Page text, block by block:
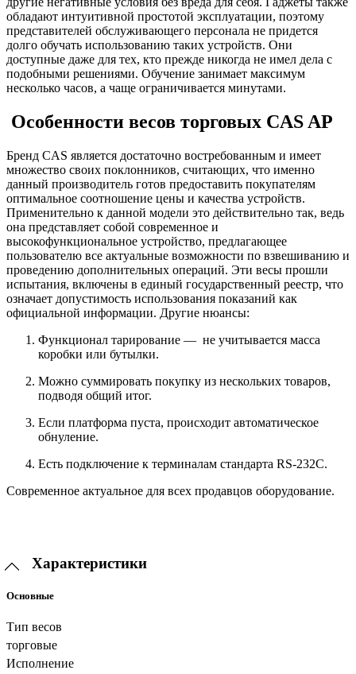
обладают интуитивной простотой эксплуатации, поэтому
представителей обслуживающего персонала не придется
долго обучать использованию таких устройств. Они
доступные даже для тех, кто прежде никогда не имел дела с
подобными решениями. Обучение занимает максимум
несколько часов, а чаще ограничивается минутами.
Особенности весов торговых CAS AP
Бренд CAS является достаточно востребованным и имеет
множество своих поклонников, считающих, что именно
данный производитель готов предоставить покупателям
оптимальное соотношение цены и качества устройств.
Применительно к данной модели это действительно так, ведь
она представляет собой современное и
высокофункциональное устройство, предлагающее
пользователю все актуальные возможности по взвешиванию и
проведению дополнительных операций. Эти весы прошли
испытания, включены в единый государственный реестр, что
означает допустимость использования показаний как
официальной информации. Другие нюансы:
Функционал тарирование — не учитывается масса
коробки или бутылки.
Можно суммировать покупку из нескольких товаров,
подводя общий итог.
Если платформа пуста, происходит автоматическое
обнуление.
Есть подключение к терминалам стандарта RS-232C.
Современное актуальное для всех продавцов оборудование.
Характеристики
Основные
Тип весов
торговые
Исполнение